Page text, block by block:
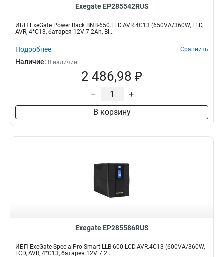
Exegate EP285542RUS
ИБП ExeGate Power Back BNB-650.LED.AVR.4C13 (650VA/360W, LED,
AVR, 4*C13, батарея 12V 7.2Ah, Bl...
Подробнее Сравнить
Наличие: В наличии
2 486,98 ₽
– +
В корзину
Exegate EP285586RUS
ИБП ExeGate SpecialPro Smart LLB-600.LCD.AVR.4C13 (600VA/360W,
LCD, AVR, 4*C13, батарея 12V 7.2...